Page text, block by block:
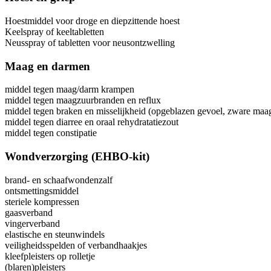
Hoestmiddel voor droge en diepzittende hoest
Keelspray of keeltabletten
Neusspray of tabletten voor neusontzwelling
Maag en darmen
middel tegen maag/darm krampen
middel tegen maagzuurbranden en reflux
middel tegen braken en misselijkheid (opgeblazen gevoel, zware
middel tegen diarree en oraal rehydratatiezout
middel tegen constipatie
Wondverzorging (EHBO-kit)
brand- en schaafwondenzalf
ontsmettingsmiddel
steriele kompressen
gaasverband
vingerverband
elastische en steunwindels
veiligheidsspelden of verbandhaakjes
kleefpleisters op rolletje
(blaren)pleisters